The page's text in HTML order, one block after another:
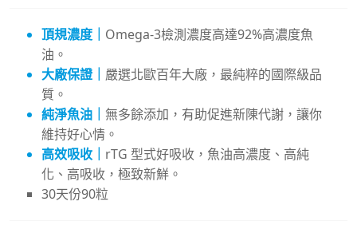
頂規濃度｜ Omega-3檢測濃度高達92%高濃度魚
油。
大廠保證｜ 嚴選北歐百年大廠，最純粹的國際級品
質。
純淨魚油｜ 無多餘添加，有助促進新陳代謝，讓你
維持好心情。
高效吸收｜ rTG 型式好吸收，魚油高濃度、高純
化、高吸收，極致新鮮。
30天份90粒